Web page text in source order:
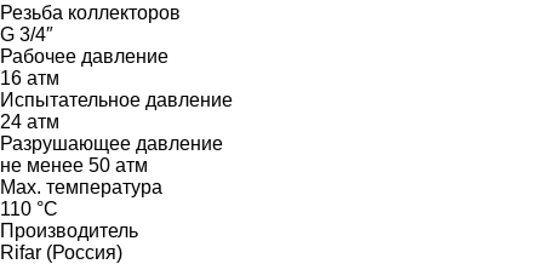
Резьба коллекторов
G 3/4″
Рабочее давление
16 атм
Испытательное давление
24 атм
Разрушающее давление
не менее 50 атм
Max. температура
110 °C
Производитель
Rifar (Россия)